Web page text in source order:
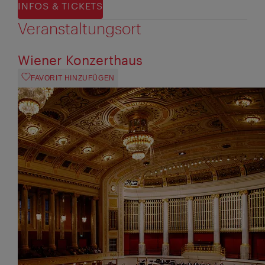
INFOS & TICKETS
Veranstaltungsort
Wiener Konzerthaus
FAVORIT HINZUFÜGEN